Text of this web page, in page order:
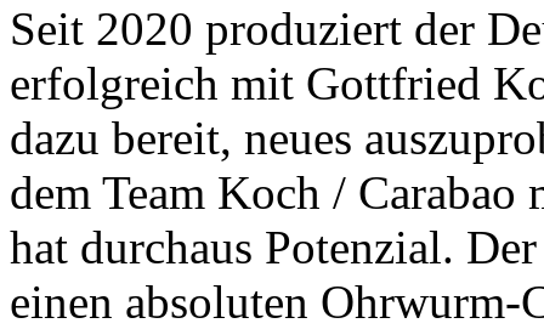
Seit 2020 produziert der
erfolgreich mit Gottfried
dazu bereit, neues
dem Team Koch /
hat durchaus Potenzial.
einen absoluten Ohrwurm-